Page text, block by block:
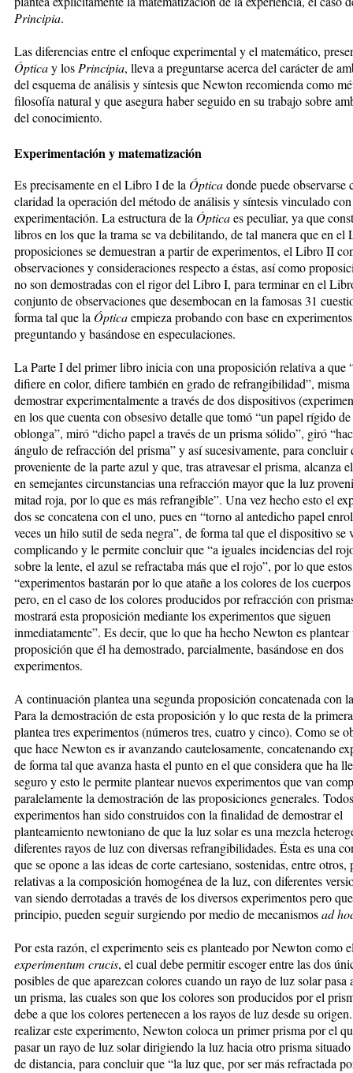
Principia.
Las diferencias entre el enfoque experimental y el matemático,
Ópticay los Principia, lleva a preguntarse acerca del carácter de
del esquema de análisis y síntesis que Newton recomienda como
filosofía natural y que asegura haber seguido en su trabajo sobre
del conocimiento.
Experimentación y matematización
Es precisamente en el Libro I de la Ópticadonde puede observarse
claridad la operación del método de análisis y síntesis vinculado
experimentación. La estructura de la Ópticaes peculiar, ya que
libros en los que la trama se va debilitando, de tal manera que en el
proposiciones se demuestran a partir de experimentos, el Libro II
observaciones y consideraciones respecto a éstas, así como
no son demostradas con el rigor del Libro I, para terminar en el
conjunto de observaciones que desembocan en la famosas 31
forma tal que la Ópticaempieza probando con base en
preguntando y basándose en especulaciones.
La Parte I del primer libro inicia con una proposición relativa a que
difiere en color, difiere también en grado de refrangibilidad”, misma
demostrar experimentalmente a través de dos dispositivos
en los que cuenta con obsesivo detalle que tomó “un papel rígido
oblonga”, miró “dicho papel a través de un prisma sólido”, giró
ángulo de refracción del prisma” y así sucesivamente, para concluir
proveniente de la parte azul y que, tras atravesar el prisma, alcanza
en semejantes circunstancias una refracción mayor que la luz
mitad roja, por lo que es más refrangible”. Una vez hecho esto el
dos se concatena con el uno, pues en “torno al antedicho papel
veces un hilo sutil de seda negra”, de forma tal que el dispositivo se
complicando y le permite concluir que “a iguales incidencias del
sobre la lente, el azul se refractaba más que el rojo”, por lo que estos
“experimentos bastarán por lo que atañe a los colores de los
pero, en el caso de los colores producidos por refracción con
mostrará esta proposición mediante los experimentos que siguen
inmediatamente”. Es decir, que lo que ha hecho Newton es plantear
proposición que él ha demostrado, parcialmente, basándose en dos
experimentos.
A continuación plantea una segunda proposición concatenada con
Para la demostración de esta proposición y lo que resta de la
plantea tres experimentos (números tres, cuatro y cinco). Como se
que hace Newton es ir avanzando cautelosamente, concatenando
de forma tal que avanza hasta el punto en el que considera que ha
seguro y esto le permite plantear nuevos experimentos que van
paralelamente la demostración de las proposiciones generales.
experimentos han sido construidos con la finalidad de demostrar el
planteamiento newtoniano de que la luz solar es una mezcla
diferentes rayos de luz con diversas refrangibilidades. Ésta es una
que se opone a las ideas de corte cartesiano, sostenidas, entre
relativas a la composición homogénea de la luz, con diferentes
van siendo derrotadas a través de los diversos experimentos pero
principio, pueden seguir surgiendo por medio de mecanismosad
Por esta razón, el experimento seis es planteado por Newton como
experimentum crucis, el cual debe permitir escoger entre las dos
posibles de que aparezcan colores cuando un rayo de luz solar pasa
un prisma, las cuales son que los colores son producidos por el
debe a que los colores pertenecen a los rayos de luz desde su
realizar este experimento, Newton coloca un primer prisma por el
pasar un rayo de luz solar dirigiendo la luz hacia otro prisma
de distancia, para concluir que “la luz que, por ser más refractada